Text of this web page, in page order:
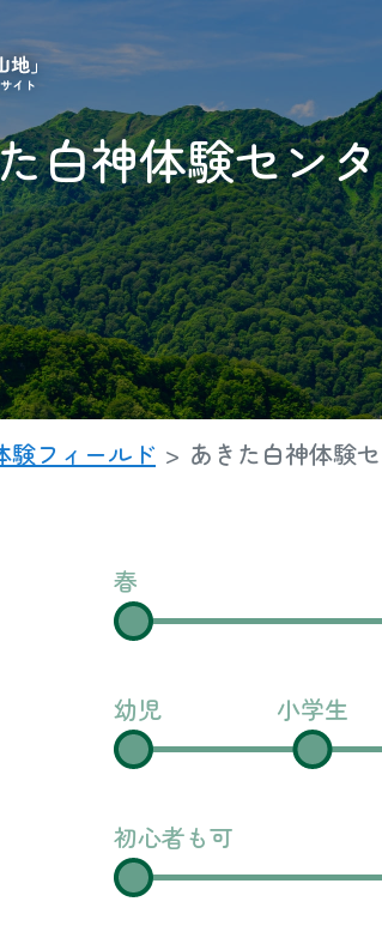
白神体験セン
験フィールド あきた白神体験
春
幼児 小学生
初心者も可